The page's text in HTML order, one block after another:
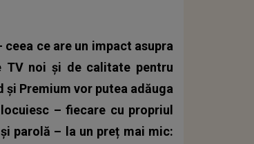
ce are un impact asupra
TV noi și de calitate pentru
Premium vor putea adăuga
– fiecare cu propriul
parolă – la un preț mai mic: